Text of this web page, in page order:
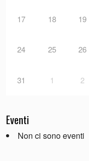
17 18 19
24 25 26
31 1 2
Eventi
Non ci sono eventi